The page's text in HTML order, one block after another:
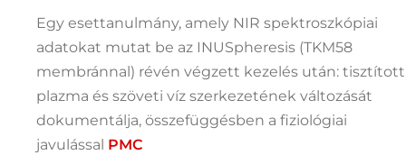
Egy esettanulmány, amely NIR spektroszkópiai
adatokat mutat be az INUSpheresis (TKM58
membránnal) révén végzett kezelés után: tisztított
plazma és szöveti víz szerkezetének változását
dokumentálja, összefüggésben a fiziológiai
javulással PMC